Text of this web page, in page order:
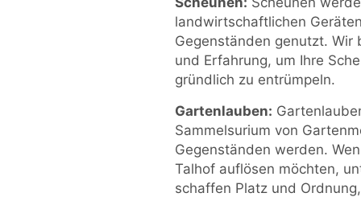
landwirtschaftlichen
Gegenständen genutzt. Wir
und Erfahrung, um Ihre
gründlich zu entrümpeln.
Gartenlauben:
Sammelsurium von
Gegenständen werden.
Talhof auflösen möchten,
schaffen Platz und